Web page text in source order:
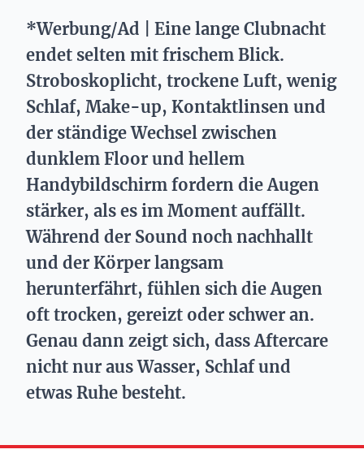
*Werbung/Ad | Eine lange Clubnacht
endet selten mit frischem Blick.
Stroboskoplicht, trockene Luft, wenig
Schlaf, Make-up, Kontaktlinsen und
der ständige Wechsel zwischen
dunklem Floor und hellem
Handybildschirm fordern die Augen
stärker, als es im Moment auffällt.
Während der Sound noch nachhallt
und der Körper langsam
herunterfährt, fühlen sich die Augen
oft trocken, gereizt oder schwer an.
Genau dann zeigt sich, dass Aftercare
nicht nur aus Wasser, Schlaf und
etwas Ruhe besteht.